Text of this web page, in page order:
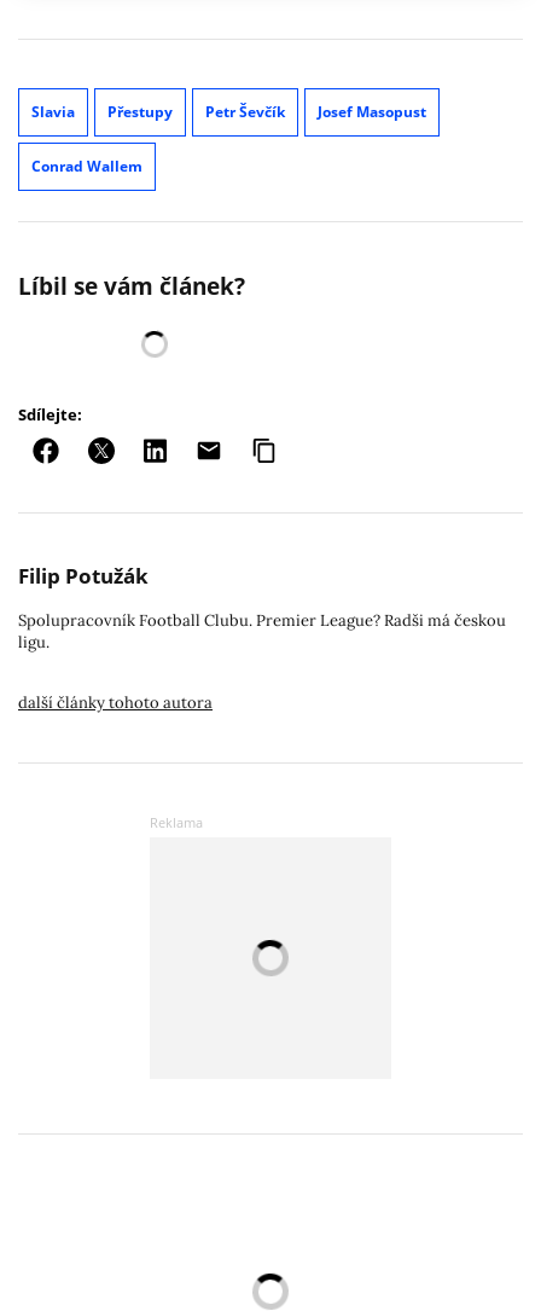
Slavia Přestupy Petr Ševčík Josef Masopust
Conrad Wallem
Líbil se vám článek?
Sdílejte:
Filip Potužák
Spolupracovník Football Clubu. Premier League? Radši má českou
ligu.
další články tohoto autora